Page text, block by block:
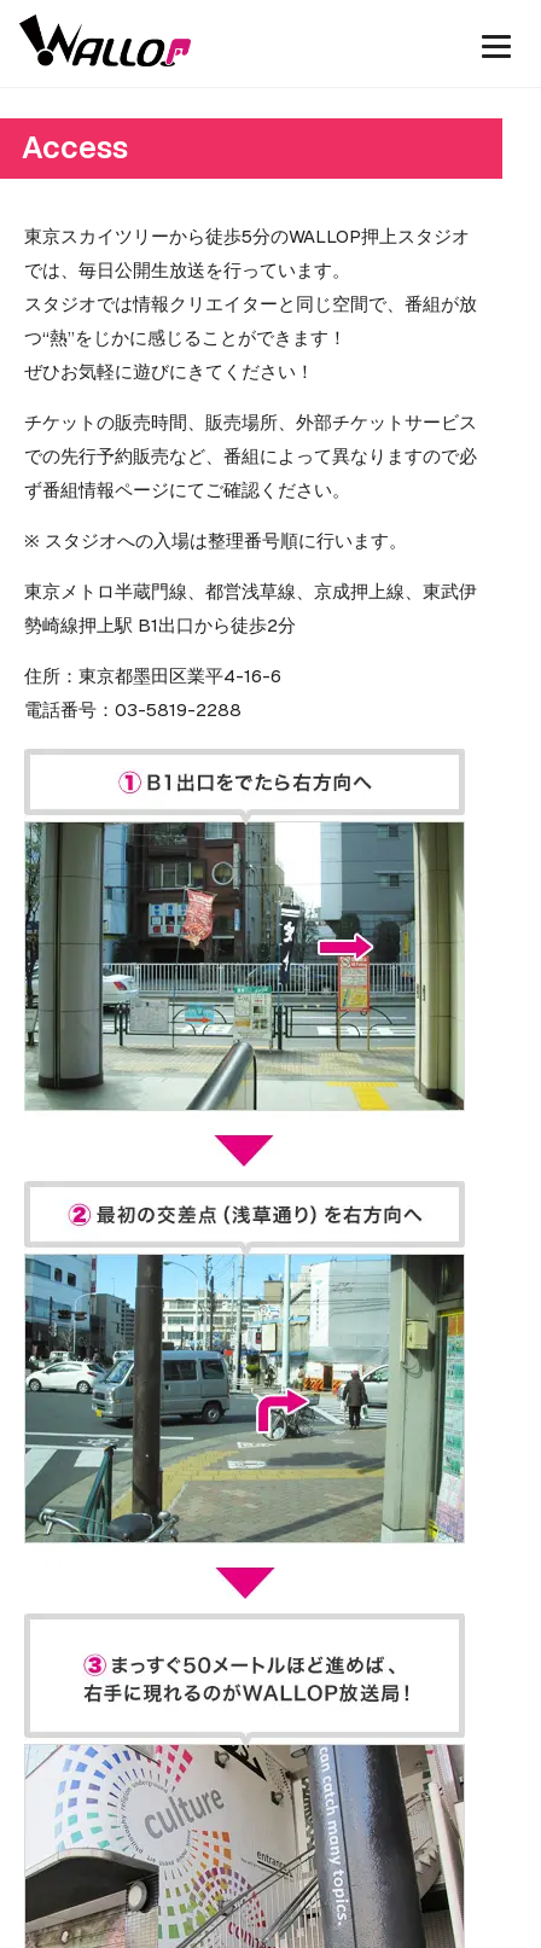
Access
東京スカイツリーから徒歩5分のWALLOP押上スタジオ
では、毎日公開生放送を行っています。
スタジオでは情報クリエイターと同じ空間で、番組が放
つ“熱”をじかに感じることができます！
ぜひお気軽に遊びにきてください！
チケットの販売時間、販売場所、外部チケットサービス
での先行予約販売など、番組によって異なりますので必
ず番組情報ページにてご確認ください。
※ スタジオへの入場は整理番号順に行います。
東京メトロ半蔵門線、都営浅草線、京成押上線、東武伊
勢崎線押上駅 B1出口から徒歩2分
住所： 東京都墨田区業平4-16-6
電話番号： 03-5819-2288